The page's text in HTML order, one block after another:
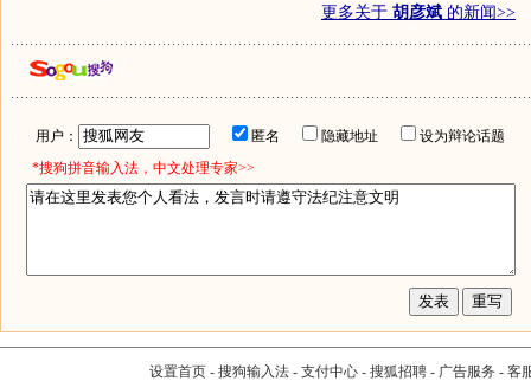
更多关于 胡彦斌 的新闻>>
用户： 匿名 隐藏地址
设为辩论话题
*搜狗拼音输入法，中文处理专家>>
设置首页- 搜狗输入法- 支付中心- 搜狐招聘- 广告服务 - 客